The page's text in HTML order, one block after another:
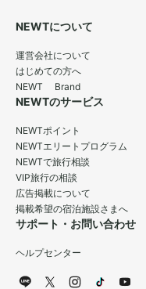
NEWTについて
運営会社について
はじめての方へ
NEWT Brand
NEWTのサービス
NEWTポイント
NEWTエリートプログラム
NEWTで旅行相談
VIP旅行の相談
広告掲載について
掲載希望の宿泊施設さまへ
サポート・お問い合わせ
ヘルプセンター